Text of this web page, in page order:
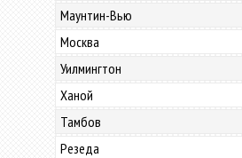
Маунтин-Вью
Москва
Уилмингтон
Ханой
Тамбов
Резеда